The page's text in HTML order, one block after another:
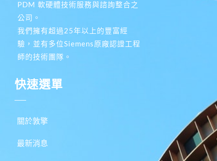
PDM 軟硬體技術服務與諮詢整合之
公司。
我們擁有超過25年以上的豐富經
驗，並有多位Siemens原廠認證工程
師的技術團隊。
快速選單
關於敦擎
最新消息